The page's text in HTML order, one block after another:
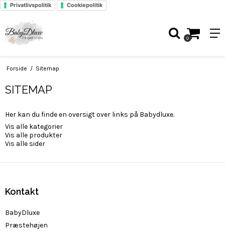
Privatlivspolitik Cookiepolitik
0
Forside / Sitemap
SITEMAP
Her kan du finde en oversigt over links på Babydluxe.
Vis alle kategorier
Vis alle produkter
Vis alle sider
Kontakt
BabyDluxe
Præstehøjen